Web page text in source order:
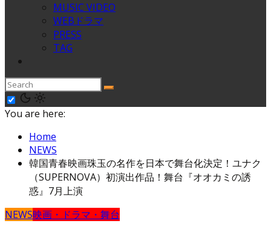
MUSIC VIDEO
WEBドラマ
PRESS
TAG
You are here:
Home
NEWS
韓国青春映画珠玉の名作を日本で舞台化決定！ユナク
（SUPERNOVA）初演出作品！舞台『オオカミの誘
惑』7月上演
NEWS映画・ドラマ・舞台